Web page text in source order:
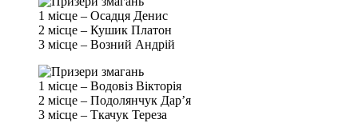
1 місце – Осадця Денис
2 місце – Кушик Платон
3 місце – Возний Андрій
1 місце – Водовіз Вікторія
2 місце – Подолянчук Дар’я
3 місце – Ткачук Тереза